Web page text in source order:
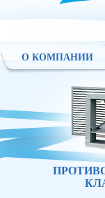
О КОМПАНИИ